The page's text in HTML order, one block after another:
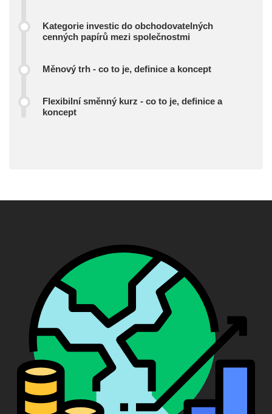
Kategorie investic do obchodovatelných
cenných papírů mezi společnostmi
Měnový trh - co to je, definice a koncept
Flexibilní směnný kurz - co to je, definice a
koncept